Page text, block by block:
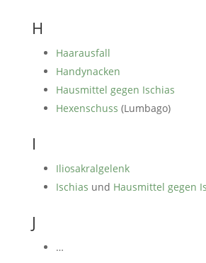
H
Haarausfall
Handynacken
Hausmittel gegen Ischias
Hexenschuss (Lumbago)
I
Iliosakralgelenk
Ischias und Hausmittel gegen
J
…